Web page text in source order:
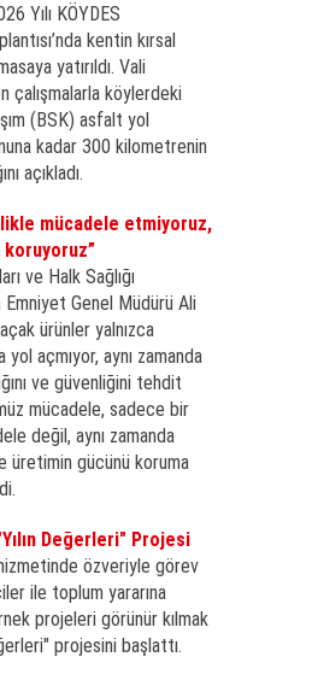
Yılı KÖYDES
kentin kırsal
yatırıldı. Vali
çalışmalarla köylerdeki
(BSK) asfalt yol
kadar 300 kilometrenin
açıkladı.
mücadele etmiyoruz,
ve Halk Sağlığı
Emniyet Genel Müdürü Ali
ürünler yalnızca
yol açmıyor, aynı zamanda
ve güvenliğini tehdit
mücadele, sadece bir
değil, aynı zamanda
üretimin gücünü koruma
Değerleri" Projesi
özveriyle görev
ile toplum yararına
projeleri görünür kılmak
projesini başlattı.